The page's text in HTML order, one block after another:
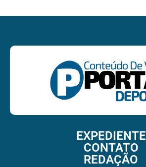
EXPEDIENTE
CONTATO
REDAÇÃO